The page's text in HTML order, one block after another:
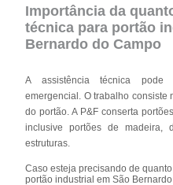
Importância da
técnica para portão
Bernardo do Campo
A assistência técnica pode
emergencial. O trabalho consiste
do portão. A P&F conserta
inclusive portões de madeira,
estruturas.
Caso esteja precisando de
portão industrial em São